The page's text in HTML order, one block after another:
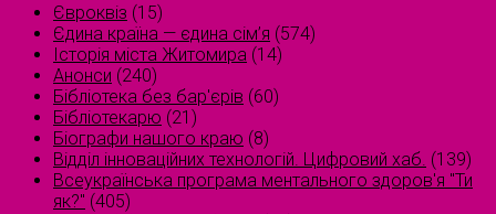
Євроквіз (15)
Єдина країна — єдина сім’я (574)
Історія міста Житомира (14)
Анонси (240)
Бібліотека без бар'єрів (60)
Бібліотекарю (21)
Біографи нашого краю (8)
Відділ інноваційних технологій. Цифровий хаб. (139)
Всеукраїнська програма ментального здоров'я "Ти
як?" (405)